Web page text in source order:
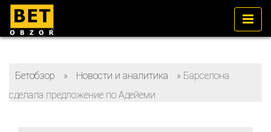
Бетобзор » Новости и аналитика » Барселона
сделала предложение по Адейеми